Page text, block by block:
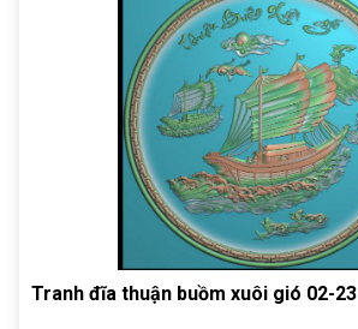
Tranh đĩa thuận buồm xuôi gió 02-23